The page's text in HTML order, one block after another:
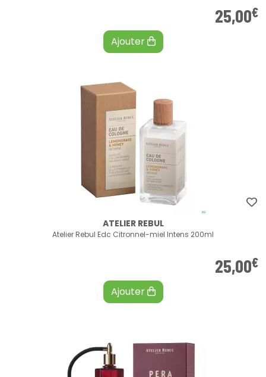
25,00€
Ajouter
ATELIER REBUL
Atelier Rebul Edc Citronnel-miel Intens 200ml
25,00€
Ajouter